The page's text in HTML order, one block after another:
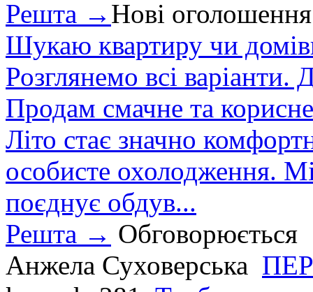
Решта → Нові оголошення
Шукаю квартиру чи
Розглянемо всі варіанти.
Продам смачне та
Літо стає значно
особисте охолодження.
поєднує обдув...
Решта → Обговорюється
Анжела Суховерська